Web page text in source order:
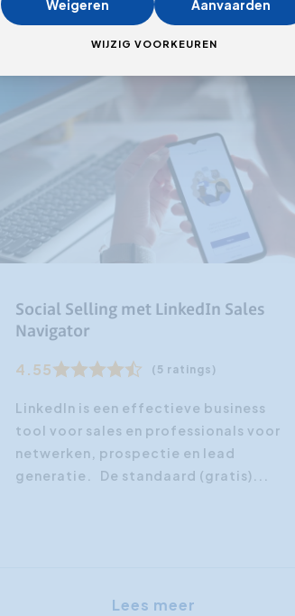
Social Selling met LinkedIn Sales
Navigator
4.55 (5 ratings)
LinkedIn is een effectieve business
tool voor sales en professionals voor
netwerken, prospectie en lead
generatie. De standaard (gratis)...
Lees meer
Weigeren Aanvaarden
WIJZIG VOORKEUREN